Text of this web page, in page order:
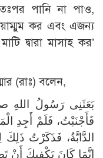
পানি না পাও,
কর এবং এজন্য
দ্বারা মাসাহ কর’
(রাঃ) বলেন,
فَأَجْنَبْتُ، فَلَمْ أَجِدِ
الدَّابَّةُ، فَذَكَرْتُ
إِنَّمَا كَانَ يَكْفِيكَ